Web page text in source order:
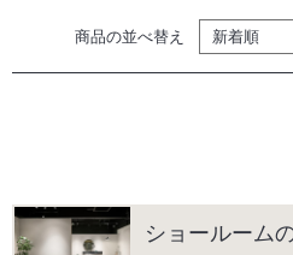
商品の並べ替え
ショールーム